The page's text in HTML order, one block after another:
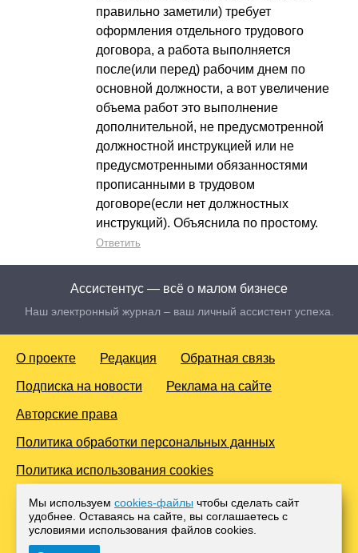
правильно заметили) требует
оформления отдельного трудового
договора, а работа выполняется
после(или перед) рабочим днем по
основной должности, а вот увеличение
объема работ это выполнение
дополнительной, не предусмотренной
должностной инструкцией или не
предусмотренными обязанностями
прописанными в трудовом
договоре(если нет должностных
инструкций). Объяснила по простому.
Ответить
Ассистентус — всё о малом бизнесе
Наш электронный журнал – ваш личный ассистент успеха.
О проекте Редакция Обратная связь
Подписка на новости Реклама на сайте
Авторские права
Политика обработки персональных данных
Политика использования cookies
© 2016-2026 Все права защищены. Для лиц старше 18 лет.
Любое копирование материалов и тиражирование в сети
Интернет, либо печатных изданиях без согласования с
Администрацией проекта, преследуется законом.
Мы используем cookies-файлы чтобы сделать сайт
удобнее. Оставаясь на сайте, вы соглашаетесь с
условиями использования файлов cооkies.